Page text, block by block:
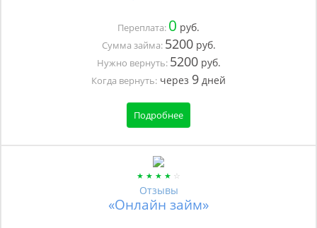
Переплата: 0 руб.
Сумма займа: 5200руб.
Нужно вернуть: 5200руб.
Когда вернуть: через 9 дней
Подробнее
Отзывы
«Онлайн займ»